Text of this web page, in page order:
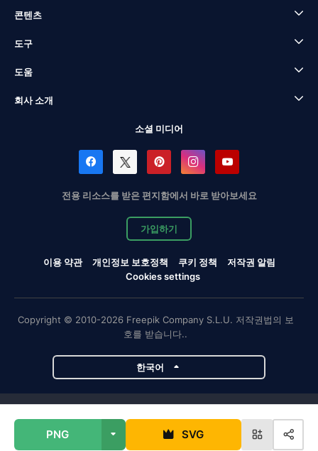
PNG SVG
콘텐츠
도구
도움
회사 소개
소셜 미디어
전용 리소스를 받은 편지함에서 바로 받아보세요
가입하기
이용 약관 개인정보 보호정책 쿠키 정책
저작권 알림
Cookies settings
Copyright © 2010-2026 Freepik Company S.L.U. 저작권법의 보
호를 받습니다..
한국어